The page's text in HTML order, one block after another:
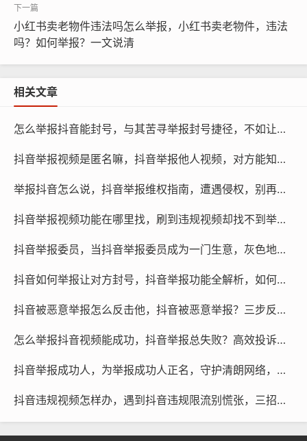
短视频代举报
微信咨询
抖音直播举报主播
小红书卖老物件违法吗怎么举报，小红书卖老物件，违法
吗？如何举报？一文说清
相关文章
怎么举报抖音能封号，与其苦寻举报封号捷径，不如让专业团队为你破局
抖音举报视频是匿名嘛，抖音举报他人视频，对方能知道是我吗？
举报抖音怎么说，抖音举报维权指南，遭遇侵权，别再忍气吞声
抖音举报视频功能在哪里找，刷到违规视频却找不到举报入口？手把手教你守护清朗网络空间
抖音举报委员，当抖音举报委员成为一门生意，灰色地带的正义与隐忧
抖音如何举报让对方封号，抖音举报功能全解析，如何正确维权并让对方封号
抖音被恶意举报怎么反击他，抖音被恶意举报？三步反击守护账号安全
怎么举报抖音视频能成功，抖音举报总失败？高效投诉的关键细节与可行思路
抖音举报成功人，为举报成功人正名，守护清朗网络，需要每一份理性与坚持
抖音违规视频怎样办，遇到抖音违规限流别慌张，三招教你自检自救，关键时刻还得找专业后盾